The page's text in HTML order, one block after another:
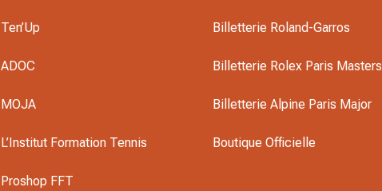
Ten’Up
ADOC
MOJA
L’Institut Formation Tennis
Proshop FFT
Billetterie Roland-Garros
Billetterie Rolex Paris Masters
Billetterie Alpine Paris Major
Boutique Officielle